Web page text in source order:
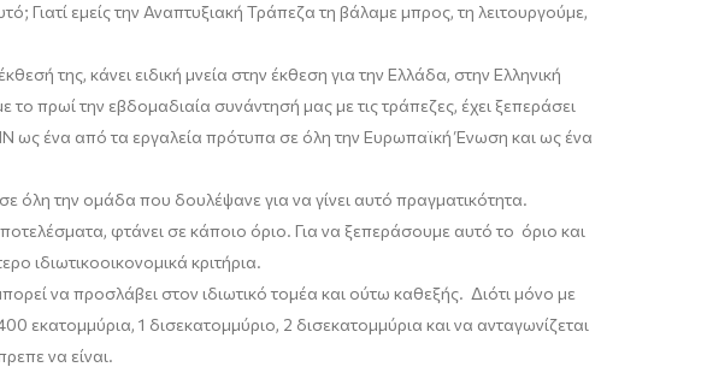
Γιατί εμείςτην Αναπτυξιακή Τράπεζα τη βάλαμε μπρος, τη λειτουργούμε,
της, κάνει ειδική μνεία στην έκθεση για την Ελλάδα, στην Ελληνική
πρωί την εβδομαδιαία συνάντησή μας με τις τράπεζες, έχει ξεπεράσει
ως ένα από τα εργαλεία πρότυπα σε όλη την Ευρωπαϊκή Ένωση και ως ένα
όλη την ομάδα που δουλέψανε για να γίνει αυτό πραγματικότητα.
φτάνει σε κάποιο όριο. Για να ξεπεράσουμε αυτό το όριο και
ιδιωτικοοικονομικά κριτήρια.
να προσλάβει στον ιδιωτικό τομέα και ούτω καθεξής. Διότι μόνο με
εκατομμύρια, 1 δισεκατομμύριο, 2 δισεκατομμύρια και να ανταγωνίζεται
να είναι.